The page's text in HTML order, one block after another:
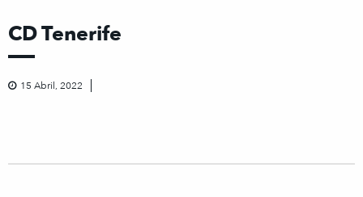
CD Tenerife
15 Abril, 2022